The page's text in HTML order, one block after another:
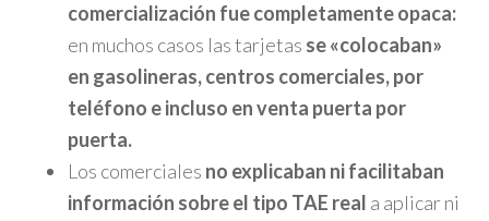
comercialización fue completamente opaca:
en muchos casos las tarjetas se «colocaban»
en gasolineras, centros comerciales, por
teléfono e incluso en venta puerta por
puerta.
Los comerciales no explicaban ni facilitaban
información sobre el tipo TAE real a aplicar ni